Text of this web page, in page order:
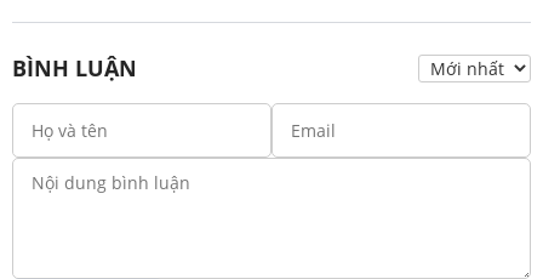
BÌNH LUẬN